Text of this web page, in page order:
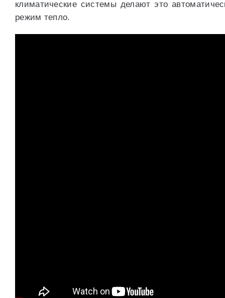
климатические системы делают это
режим тепло.